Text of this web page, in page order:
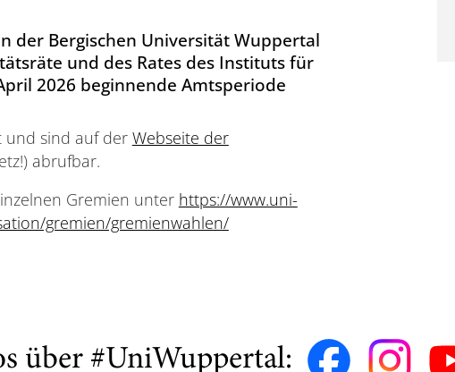
der Bergischen Universität Wuppertal
und des Rates des Instituts für
2026 beginnende Amtsperiode
und sind auf der Webseite der
abrufbar.
Gremien unter https://www.uni-
gremien/gremienwahlen/
über #UniWuppertal: